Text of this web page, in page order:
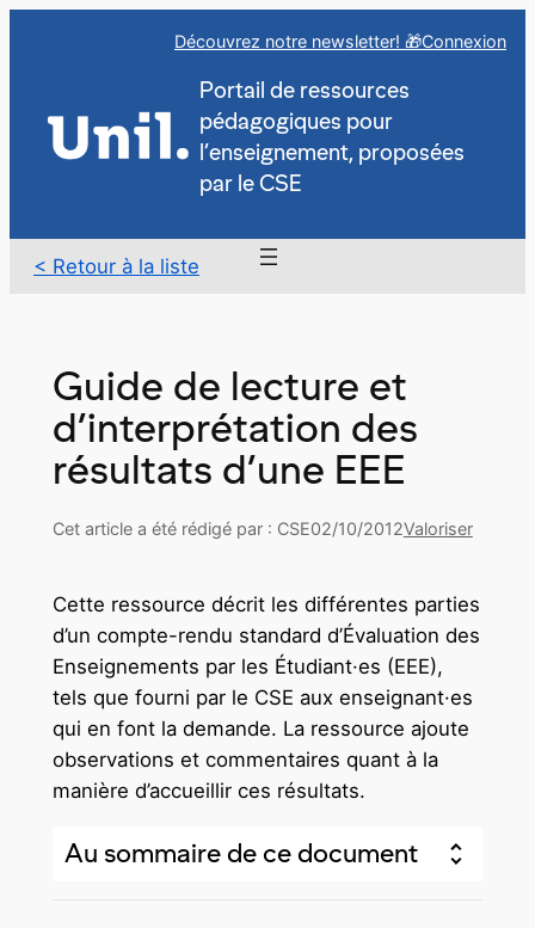
Découvrez notre newsletter! 🎁Connexion
Portail de ressources
pédagogiques pour
l’enseignement, proposées
par le CSE
< Retour à la liste
Guide de lecture et
d’interprétation des
résultats d’une EEE
Cet article a été rédigé par : CSE02/10/2012Valoriser
Cette ressource décrit les différentes parties
d’un compte-rendu standard d’Évaluation des
Enseignements par les Étudiant·es (EEE),
tels que fourni par le CSE aux enseignant·es
qui en font la demande. La ressource ajoute
observations et commentaires quant à la
manière d’accueillir ces résultats.
Au sommaire de ce document